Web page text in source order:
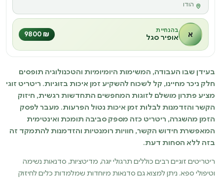
הודו
א בהנחיית
אופיר סגל ₪ 9800
בעידן שבו העבודה, המשימות היומיומיות והטכנולוגיה תופסים
חלק ניכר מחיינו, קל לשכוח להשקיע זמן איכות בזוגיות. ריטריט זוגי
מציע פתרון מושלם לזוגות המחפשים התחדשות רגשית, חיזוק
הקשר והזדמנות לבלות זמן איכות נטול הפרעות. מעבר לפסק
הזמן מהשגרה, ריטריט כזה מספק סביבה תומכת ואינטימית
המאפשרת חידוש הקשר, חוויות רומנטיות והזדמנות להתמקד זה
בזה ללא הסחות דעת.
ריטריטים זוגיים רבים כוללים תרגולי יוגה, מדיטציות, סדנאות נשימה
וטיפולי ספא. ניתן למצוא גם סדנאות מיוחדות שמלמדות כלים לחיזוק